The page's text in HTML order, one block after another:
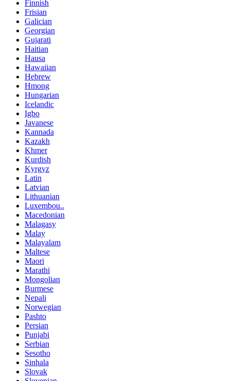
Finnish
Frisian
Galician
Georgian
Gujarati
Haitian
Hausa
Hawaiian
Hebrew
Hmong
Hungarian
Icelandic
Igbo
Javanese
Kannada
Kazakh
Khmer
Kurdish
Kyrgyz
Latin
Latvian
Lithuanian
Luxembou..
Macedonian
Malagasy
Malay
Malayalam
Maltese
Maori
Marathi
Mongolian
Burmese
Nepali
Norwegian
Pashto
Persian
Punjabi
Serbian
Sesotho
Sinhala
Slovak